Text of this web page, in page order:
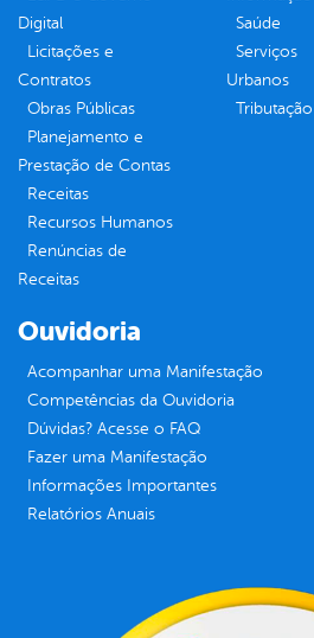
Digital
Licitações e
Contratos
Obras Públicas
Planejamento e
Prestação de Contas
Receitas
Recursos Humanos
Renúncias de
Receitas
Saúde
Serviços
Urbanos
Tributação
Ouvidoria
Acompanhar uma Manifestação
Competências da Ouvidoria
Dúvidas? Acesse o FAQ
Fazer uma Manifestação
Informações Importantes
Relatórios Anuais